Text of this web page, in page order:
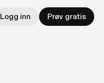
Logg inn Prøv gratis